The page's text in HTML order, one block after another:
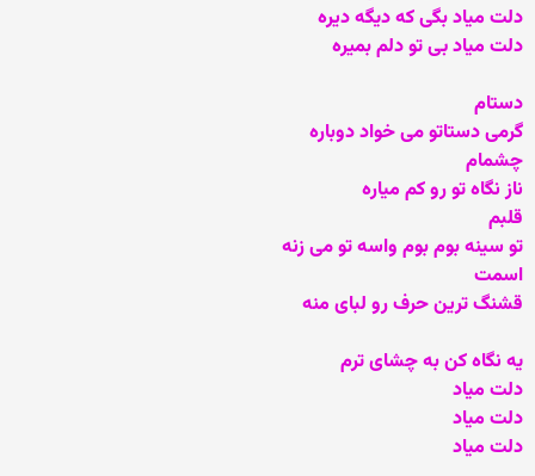
دلت میاد بگی که دیگه دیره
دلت میاد بی تو دلم بمیره
دستام
گرمی دستاتو می خواد دوباره
چشمام
ناز نگاه تو رو کم میاره
قلبم
تو سینه بوم بوم واسه تو می زنه
اسمت
قشنگ ترین حرف رو لبای منه
یه نگاه کن به چشای ترم
دلت میاد
دلت میاد
دلت میاد